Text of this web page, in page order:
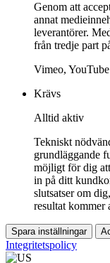
Genom att
annat
leverantörer.
från tredje part
Vimeo, YouTube
Krävs
Alltid aktiv
Tekniskt
grundläggande
möjligt för dig
in på ditt
slutsatser om
resultat kommer
Spara inställningar
Integritetspolicy